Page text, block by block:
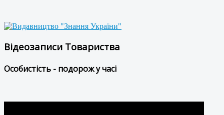
Відеозаписи Товариства
Особистість - подорож у часі